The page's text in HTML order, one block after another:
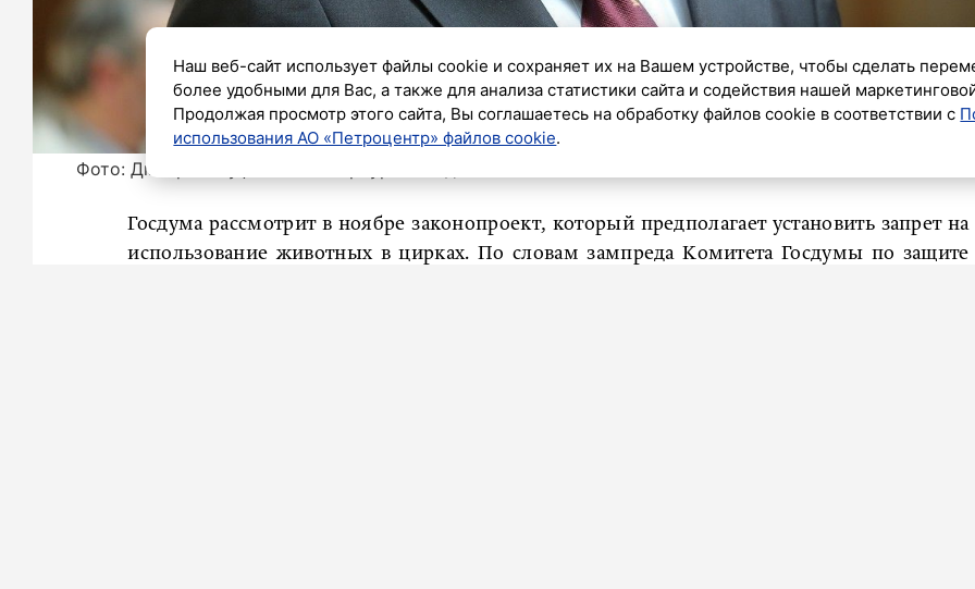
Фото: Дмитрий Фуфаев / «Петербургский дневник»
Госдума рассмотрит в ноябре законопроект, который предполагает установить запрет на
использование животных в цирках. По словам зампреда Комитета Госдумы по защите
Наш веб-сайт использует файлы cookie и сохраняет их на Вашем устройстве, чтобы сделать
более удобными для Вас, а также для анализа статистики сайта и содействия нашей
Продолжая просмотр этого сайта, Вы соглашаетесь на обработку файлов cookie в соответствии с
использования АО «Петроцентр» файлов cookie.